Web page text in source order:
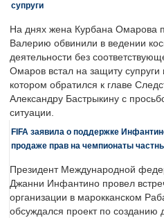
супруги
На днях жена Курбана Омарова
Валерию обвинили в ведении
деятельности без
Омаров встал на защиту супруги
котором обратился к главе
Александру Бастрыкину с
ситуации.
FIFA заявила о поддержке
продаже прав на чемпионаты
Президент Международной
Джанни Инфантино провел
организации в марокканском
обсуждался проект по созданию